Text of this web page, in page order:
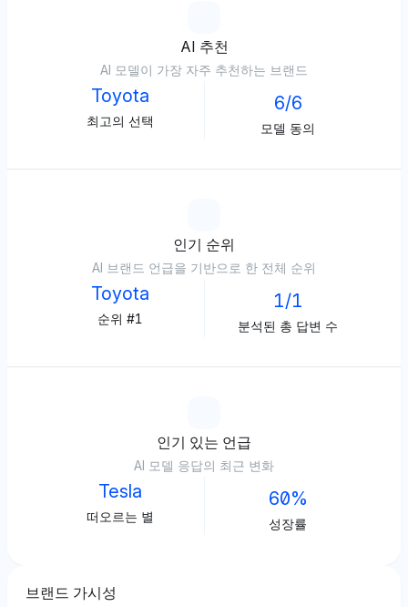
AI 추천
AI 모델이 가장 자주 추천하는 브랜드
Toyota
최고의 선택
6/6
모델 동의
인기 순위
AI 브랜드 언급을 기반으로 한 전체 순위
Toyota
순위 #1
1/1
분석된 총 답변 수
인기 있는 언급
AI 모델 응답의 최근 변화
Tesla
떠오르는 별
60%
성장률
브랜드 가시성